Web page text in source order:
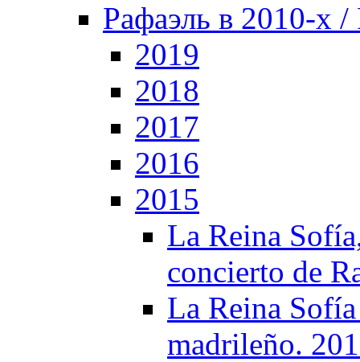
Рафаэль в 2010-х /
2019
2018
2017
2016
2015
La Reina
concierto de
La Reina
madrileño.